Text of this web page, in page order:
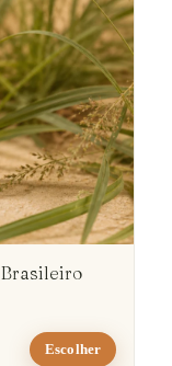
Escolher